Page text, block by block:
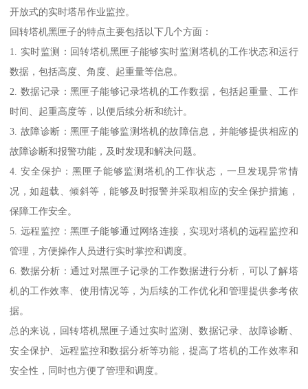
开放式的实时塔吊作业监控。
回转塔机黑匣子的特点主要包括以下几个方面：
1. 实时监测：回转塔机黑匣子能够实时监测塔机的工作状态和运行
数据，包括高度、角度、起重量等信息。
2. 数据记录：黑匣子能够记录塔机的工作数据，包括起重量、工作
时间、起重高度等，以便后续分析和统计。
3. 故障诊断：黑匣子能够监测塔机的故障信息，并能够提供相应的
故障诊断和报警功能，及时发现和解决问题。
4. 安全保护：黑匣子能够监测塔机的工作状态，一旦发现异常情
况，如超载、倾斜等，能够及时报警并采取相应的安全保护措施，
保障工作安全。
5. 远程监控：黑匣子能够通过网络连接，实现对塔机的远程监控和
管理，方便操作人员进行实时掌控和调度。
6. 数据分析：通过对黑匣子记录的工作数据进行分析，可以了解塔
机的工作效率、使用情况等，为后续的工作优化和管理提供参考依
据。
总的来说，回转塔机黑匣子通过实时监测、数据记录、故障诊断、
安全保护、远程监控和数据分析等功能，提高了塔机的工作效率和
安全性，同时也方便了管理和调度。